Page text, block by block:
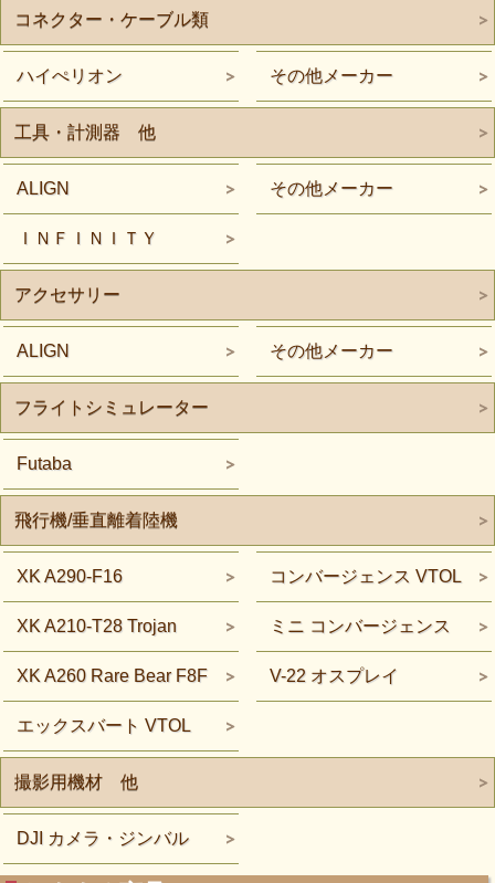
コネクター・ケーブル類
ハイぺリオン その他メーカー
工具・計測器 他
ALIGN
ＩＮＦＩＮＩＴＹ
その他メーカー
アクセサリー
ALIGN その他メーカー
フライトシミュレーター
Futaba
飛行機/垂直離着陸機
XK A290-F16
XK A210-T28 Trojan
XK A260 Rare Bear F8F
エックスバート VTOL
コンバージェンス VTOL
ミニ コンバージェンス
V-22 オスプレイ
撮影用機材 他
DJI カメラ・ジンバル